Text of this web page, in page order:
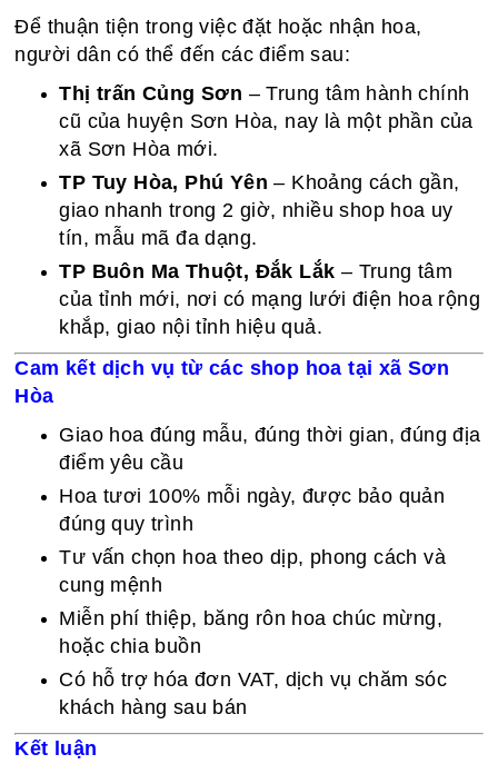
Để thuận tiện trong việc đặt hoặc nhận hoa,
người dân có thể đến các điểm sau:
Thị trấn Củng Sơn – Trung tâm hành chính
cũ của huyện Sơn Hòa, nay là một phần của
xã Sơn Hòa mới.
TP Tuy Hòa, Phú Yên – Khoảng cách gần,
giao nhanh trong 2 giờ, nhiều shop hoa uy
tín, mẫu mã đa dạng.
TP Buôn Ma Thuột, Đắk Lắk – Trung tâm
của tỉnh mới, nơi có mạng lưới điện hoa rộng
khắp, giao nội tỉnh hiệu quả.
Cam kết dịch vụ từ các shop hoa tại xã Sơn
Hòa
Giao hoa đúng mẫu, đúng thời gian, đúng địa
điểm yêu cầu
Hoa tươi 100% mỗi ngày, được bảo quản
đúng quy trình
Tư vấn chọn hoa theo dịp, phong cách và
cung mệnh
Miễn phí thiệp, băng rôn hoa chúc mừng,
hoặc chia buồn
Có hỗ trợ hóa đơn VAT, dịch vụ chăm sóc
khách hàng sau bán
Kết luận